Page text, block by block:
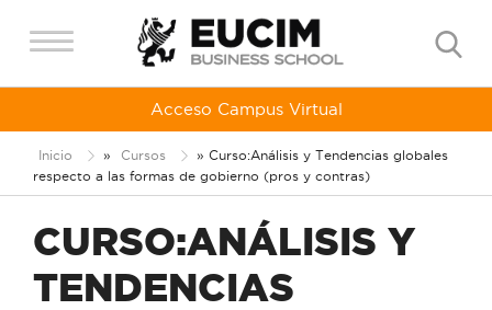
Acceso Campus Virtual
Inicio » Cursos » Curso:Análisis y Tendencias globales
respecto a las formas de gobierno (pros y contras)
CURSO:ANÁLISIS Y
TENDENCIAS